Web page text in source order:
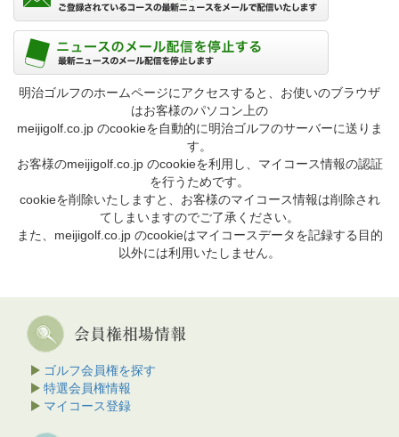
明治ゴルフのホームページにアクセスすると、お使いのブラウザ
はお客様のパソコン上の
meijigolf.co.jp のcookieを自動的に明治ゴルフのサーバーに送りま
す。
お客様のmeijigolf.co.jp のcookieを利用し、マイコース情報の認証
を行うためです。
cookieを削除いたしますと、お客様のマイコース情報は削除され
てしまいますのでご了承ください。
また、meijigolf.co.jp のcookieはマイコースデータを記録する目的
以外には利用いたしません。
ゴルフ会員権を探す
特選会員権情報
マイコース登録